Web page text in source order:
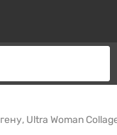
Ultra Woman